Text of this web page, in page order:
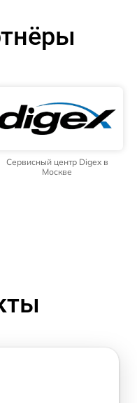
Сервисный центр Digex в
Москве